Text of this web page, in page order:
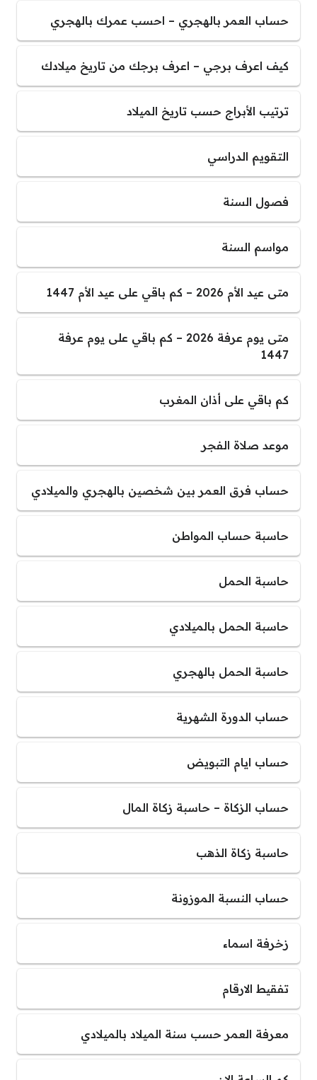
حساب العمر بالهجري – احسب عمرك بالهجري
كيف اعرف برجي – اعرف برجك من تاريخ ميلادك
ترتيب الأبراج حسب تاريخ الميلاد
التقويم الدراسي
فصول السنة
مواسم السنة
متى عيد الأم 2026 – كم باقي على عيد الأم 1447
متى يوم عرفة 2026 – كم باقي على يوم عرفة
1447
كم باقي على أذان المغرب
موعد صلاة الفجر
حساب فرق العمر بين شخصين بالهجري والميلادي
حاسبة حساب المواطن
حاسبة الحمل
حاسبة الحمل بالميلادي
حاسبة الحمل بالهجري
حساب الدورة الشهرية
حساب ايام التبويض
حساب الزكاة – حاسبة زكاة المال
حاسبة زكاة الذهب
حساب النسبة الموزونة
زخرفة اسماء
تفقيط الارقام
معرفة العمر حسب سنة الميلاد بالميلادي